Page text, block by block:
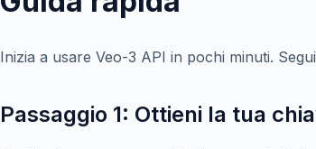
Inizia a usare Veo-3 API in pochi minuti.
Passaggio 1: Ottieni la tua